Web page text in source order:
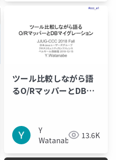
ツール比較しながら語
るO/RマッパーとDBマ
Y
Watanabe
13.6K